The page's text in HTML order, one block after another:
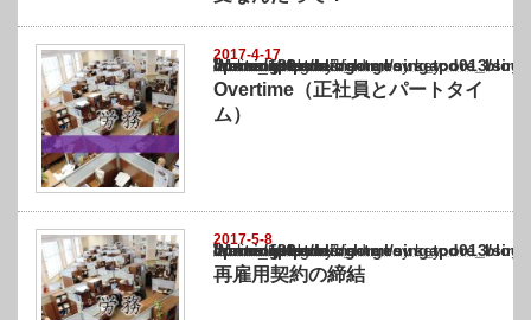
2017-4-17
Warning
: Undefined array key "show_category" in
/home/netst/kuno-cpa.co.jp/public_html/singapore_blog/wp-content/themes/
on line183
Overtime（正社員とパートタイ
ム）
2017-5-8
Warning
: Undefined array key "show_category" in
/home/netst/kuno-cpa.co.jp/public_html/singapore_blog/wp-content/themes/
on line183
再雇用契約の締結